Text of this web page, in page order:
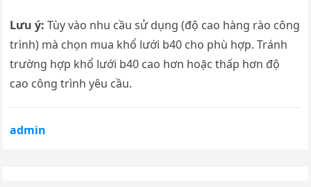
Lưu ý: Tùy vào nhu cầu sử dụng (độ cao hàng rào công
trình) mà chọn mua khổ lưới b40 cho phù hợp. Tránh
trường hợp khổ lưới b40 cao hơn hoặc thấp hơn độ
cao công trình yêu cầu.
admin